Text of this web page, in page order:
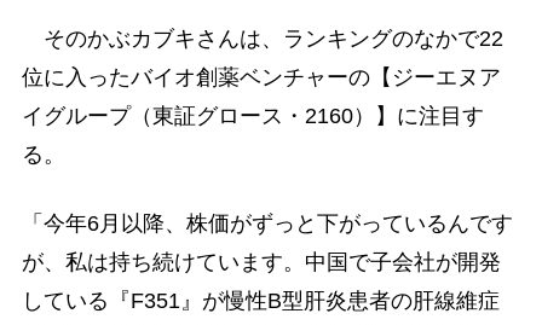
そのかぶカブキさんは、ランキングのなかで22
位に入ったバイオ創薬ベンチャーの【ジーエヌア
イグループ（東証グロース・2160）】に注目す
る。
「今年6月以降、株価がずっと下がっているんです
が、私は持ち続けています。中国で子会社が開発
している『F351』が慢性B型肝炎患者の肝線維症